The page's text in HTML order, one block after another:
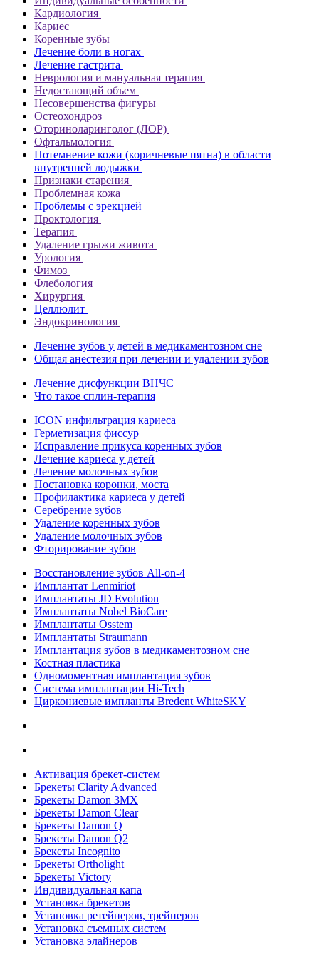
Кардиология
Кариес
Коренные зубы
Лечение боли в ногах
Лечение гастрита
Неврология и мануальная терапия
Недостающий объем
Несовершенства фигуры
Остеохондроз
Оториноларинголог (ЛОР)
Офтальмология
Потемнение кожи (коричневые пятна) в области
внутренней лодыжки
Признаки старения
Проблемная кожа
Проблемы с эрекцией
Проктология
Терапия
Удаление грыжи живота
Урология
Фимоз
Флебология
Хирургия
Целлюлит
Эндокринология
Лечение зубов у детей в медикаментозном сне
Общая анестезия при лечении и удалении зубов
Лечение дисфункции ВНЧС
Что такое сплин-терапия
ICON инфильтрация кариеса
Герметизация фиссур
Исправление прикуса коренных зубов
Лечение кариеса у детей
Лечение молочных зубов
Постановка коронки, моста
Профилактика кариеса у детей
Серебрение зубов
Удаление коренных зубов
Удаление молочных зубов
Фторирование зубов
Восстановление зубов All‑on‑4
Имплантат Lenmiriot
Имплантаты JD Evolution
Имплантаты Nobel BioСare
Имплантаты Osstem
Имплантаты Straumann
Имплантация зубов в медикаментозном сне
Костная пластика
Одномоментная имплантация зубов
Система имплантации Hi-Tech
Циркониевые импланты Bredent WhiteSKY
Активация брекет-систем
Брекеты Clarity Advanced
Брекеты Damon 3MX
Брекеты Damon Clear
Брекеты Damon Q
Брекеты Damon Q2
Брекеты Incognito
Брекеты Ortholight
Брекеты Victory
Индивидуальная капа
Установка брекетов
Установка ретейнеров, трейнеров
Установка съемных систем
Установка элайнеров